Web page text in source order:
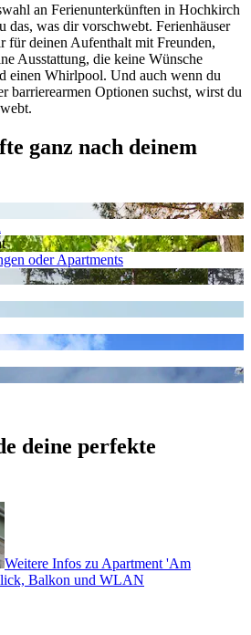
an Ferienunterkünften in Hochkirch
das, was dir vorschwebt. Ferienhäuser
für deinen Aufenthalt mit Freunden,
Ausstattung, die keine Wünsche
einen Whirlpool. Und auch wenn du
barrierearmen Optionen suchst, wirst du
ganz nach deinem
oder Apartments
deine perfekte
Weitere Infos zu Apartment 'Am
Balkon und WLAN